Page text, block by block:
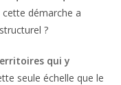
cette démarche a
?
qui y
seule échelle que le